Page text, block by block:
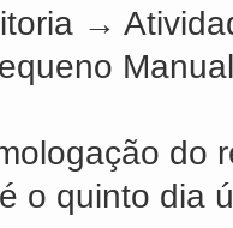
→
do
o quinto dia